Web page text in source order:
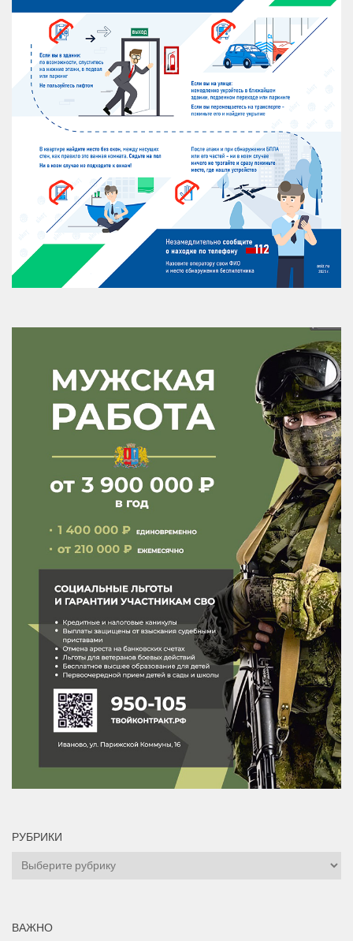
РУБРИКИ
Рубрики
ВАЖНО